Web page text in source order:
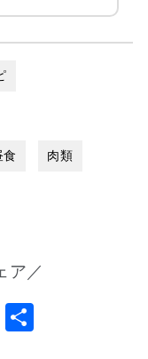
食 肉類
ア／
Line